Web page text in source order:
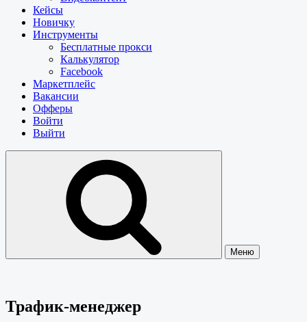
Кейсы
Новичку
Инструменты
Бесплатные прокси
Калькулятор
Facebook
Маркетплейс
Вакансии
Офферы
Войти
Выйти
Меню
Трафик-менеджер